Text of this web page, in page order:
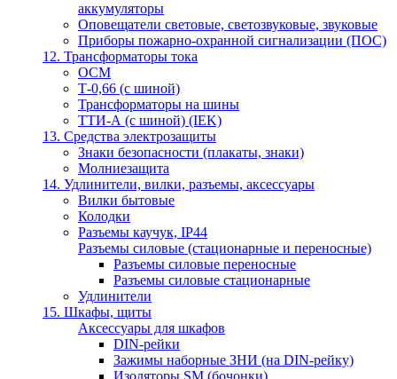
аккумуляторы
Оповещатели световые, светозвуковые, звуковые
Приборы пожарно-охранной сигнализации (ПОС)
12. Трансформаторы тока
ОСМ
Т-0,66 (с шиной)
Трансформаторы на шины
ТТИ-А (с шиной) (IEK)
13. Средства электрозащиты
Знаки безопасности (плакаты, знаки)
Молниезащита
14. Удлинители, вилки, разъемы, аксессуары
Вилки бытовые
Колодки
Разъемы каучук, IP44
Разъемы силовые (стационарные и переносные)
Разъемы силовые переносные
Разъемы силовые стационарные
Удлинители
15. Шкафы, щиты
Аксессуары для шкафов
DIN-рейки
Зажимы наборные ЗНИ (на DIN-рейку)
Изоляторы SM (бочонки)